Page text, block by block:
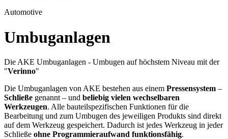
Automotive
Umbuganlagen
Die AKE Umbuganlagen - Umbugen auf höchstem Niveau mit der
"Verinno"
Die Umbuganlagen von AKE bestehen aus einem Pressensystem –
Schließe genannt – und beliebig vielen wechselbaren
Werkzeugen. Alle bauteilspezifischen Funktionen für die
Bearbeitung und zum Umbugen des jeweiligen Produkts sind direkt
auf dem Werkzeug gespeichert. Dadurch ist jedes Werkzeug in jeder
Schließe ohne Programmieraufwand funktionsfähig.